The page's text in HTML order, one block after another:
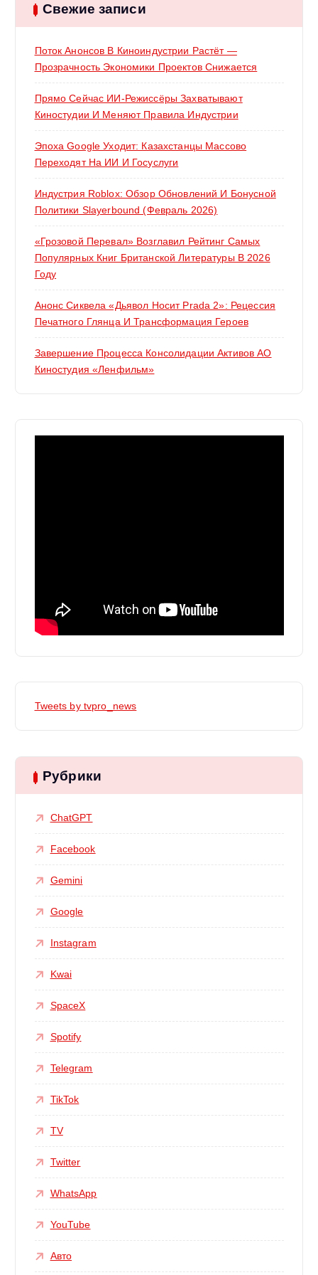
: Свежие записи
Поток Анонсов В Киноиндустрии Растёт —
Прозрачность Экономики Проектов Снижается
Прямо Сейчас ИИ-Режиссёры Захватывают
Киностудии И Меняют Правила Индустрии
Эпоха Google Уходит: Казахстанцы Массово
Переходят На ИИ И Госуслуги
Индустрия Roblox: Обзор Обновлений И Бонусной
Политики Slayerbound (февраль 2026)
«Грозовой Перевал» Возглавил Рейтинг Самых
Популярных Книг Британской Литературы В 2026
Году
Анонс Сиквела «Дьявол Носит Prada 2»: Рецессия
Печатного Глянца И Трансформация Героев
Завершение Процесса Консолидации Активов АО
Киностудия «Ленфильм»
Tweets by tvpro_news
Рубрики
ChatGPT
Facebook
Gemini
Google
Instagram
Kwai
SpaceX
Spotify
Telegram
TikTok
TV
Twitter
WhatsApp
YouTube
Авто